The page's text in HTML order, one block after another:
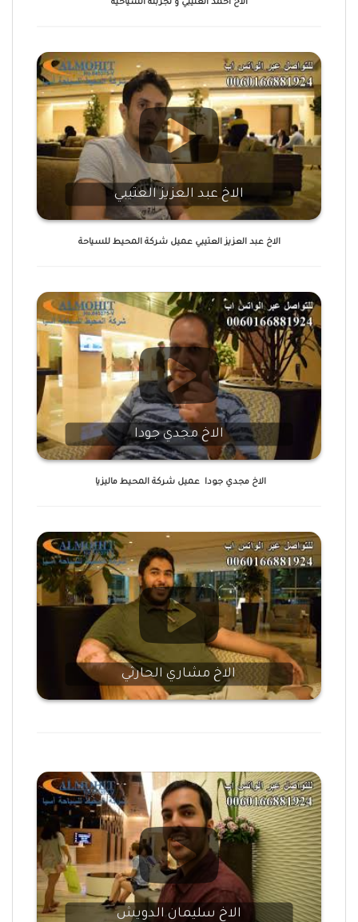
الاخ احمد العتيبي و تجربته السياحية
الاخ عبد العزيز العتيبي
الاخ عبد العزيز العتيبي عميل شركة المحيط للسياحة
الاخ مجدي جودا
الاخ مجدي جودا عميل شركة المحيط ماليزيا
الاخ مشاري الحارثي
الاخ سليمان الدويش